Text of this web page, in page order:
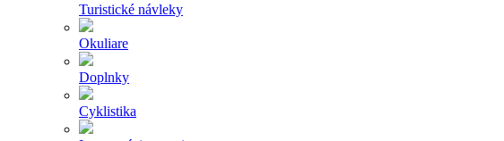
Turistické návleky
Okuliare
Doplnky
Cyklistika